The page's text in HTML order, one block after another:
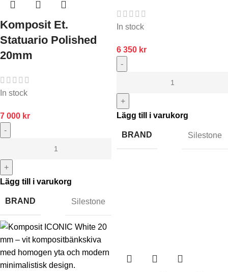
Komposit Et.
Statuario Polished
20mm
In stock
7 000 kr
-
+
Lägg till i varukorg
BRAND Silestone
In stock
6 350 kr
-
+
Lägg till i varukorg
BRAND Silestone